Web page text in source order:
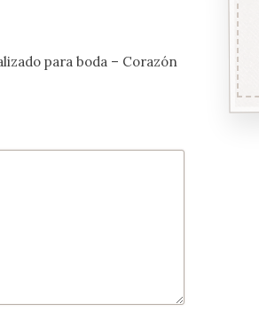
para boda – Corazón